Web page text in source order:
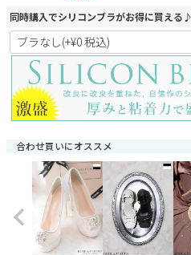
同時購入でシリコンブラがお得に買える♪
合わせ買いにオススメ